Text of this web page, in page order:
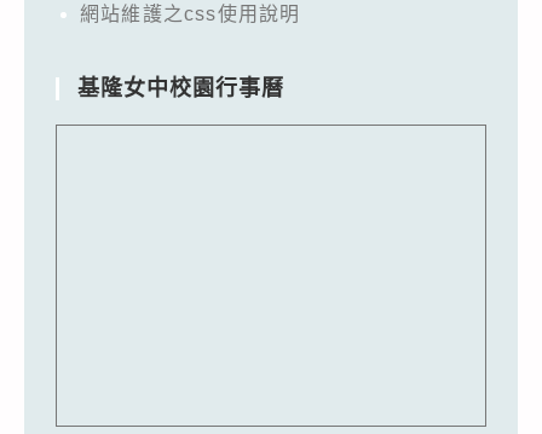
網站維護之css使用說明
基隆女中校園行事曆